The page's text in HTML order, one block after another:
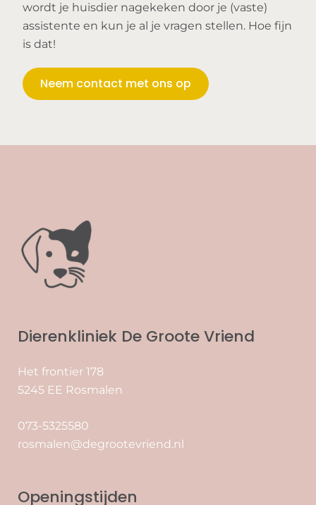
wordt je huisdier nagekeken door je (vaste)
assistente en kun je al je vragen stellen. Hoe fijn
is dat!
Neem contact met ons op
Dierenkliniek De Groote Vriend
Het frontier 178
5245 EE Rosmalen
073-5325580
rosmalen@degrootevriend.nl
Openingstijden